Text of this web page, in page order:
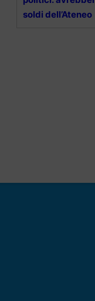
soldi dell’Ateneo